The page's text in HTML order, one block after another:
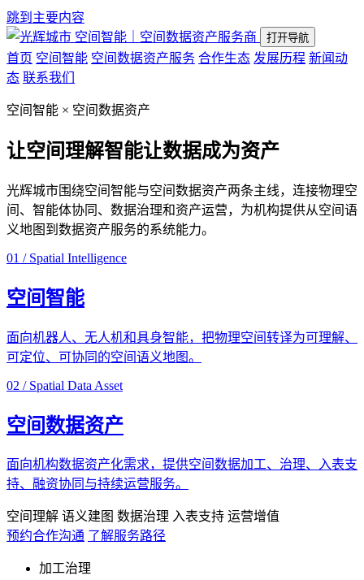
跳到主要内容
空间智能｜空间数据资产服务商
打开导航
首页 空间智能 空间数据资产服务 合作生态 发展历程 新闻动
态 联系我们
空间智能 × 空间数据资产
让空间理解智能让数据成为资产
光辉城市围绕空间智能与空间数据资产两条主线，连接物理空
间、智能体协同、数据治理和资产运营，为机构提供从空间语
义地图到数据资产服务的系统能力。
01 / Spatial Intelligence
空间智能
面向机器人、无人机和具身智能，把物理空间转译为可理解、
可定位、可协同的空间语义地图。
02 / Spatial Data Asset
空间数据资产
面向机构数据资产化需求，提供空间数据加工、治理、入表支
持、融资协同与持续运营服务。
空间理解 语义建图 数据治理 入表支持 运营增值
预约合作沟通 了解服务路径
加工治理